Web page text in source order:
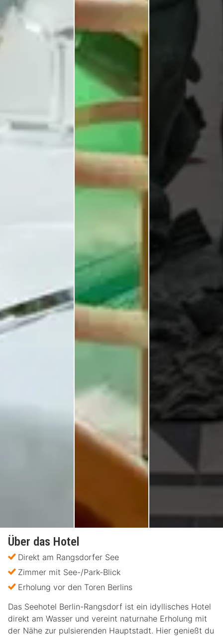
Über das Hotel
Direkt am Rangsdorfer See
Zimmer mit See-/Park-Blick
Erholung vor den Toren Berlins
Das Seehotel Berlin-Rangsdorf ist ein idyllisches Hotel
direkt am Wasser und vereint naturnahe Erholung mit
der Nähe zur pulsierenden Hauptstadt. Hier genießt du